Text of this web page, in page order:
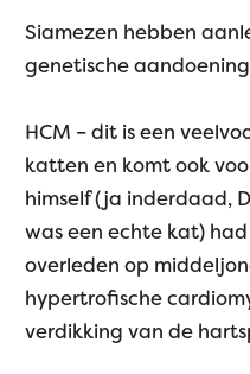
Siamezen hebben
genetische
HCM – dit is een
katten en komt ook
himself (ja inderdaad,
was een echte kat)
overleden op
hypertrofische
verdikking van de